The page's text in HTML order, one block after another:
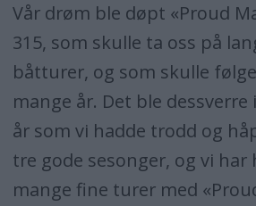
Vår drøm ble døpt «Proud
315, som skulle ta oss på
båtturer, og som skulle
mange år. Det ble dessverre
år som vi hadde trodd og
tre gode sesonger, og vi
mange fine turer med